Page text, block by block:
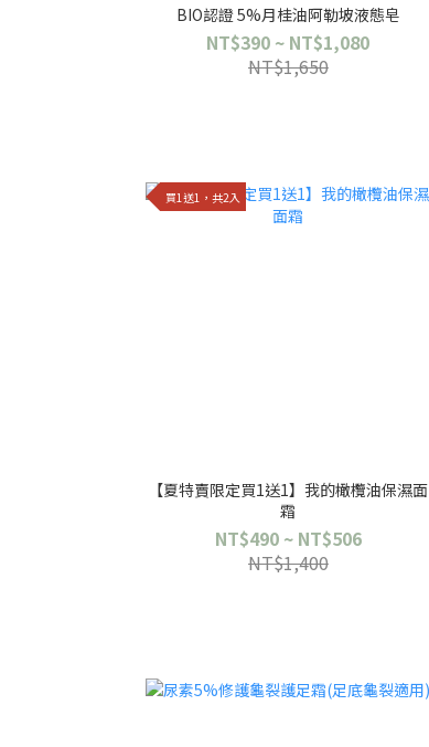
BIO認證 5%月桂油阿勒坡液態皂
NT$390 ~ NT$1,080
NT$1,650
買1送1，共2入
【夏特賣限定買1送1】我的橄欖油保濕面
霜
NT$490 ~ NT$506
NT$1,400